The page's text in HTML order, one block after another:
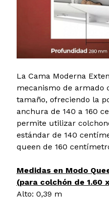
La Cama Moderna
mecanismo de armado
tamaño, ofreciendo la
anchura de 140 a 160
permite utilizar
estándar de 140
queen de 160
Medidas en Modo
(para colchón de 1.60
Alto: 0,39 m